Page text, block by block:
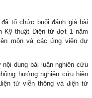
tổ chức buổi đánh giá bài
Kỹ thuật Điện tử đợt 1 năm
môn và các ứng viên dự
dung bài luận nghiên cứu
hướng nghiên cứu hiện
tử viễn thông và điện tử